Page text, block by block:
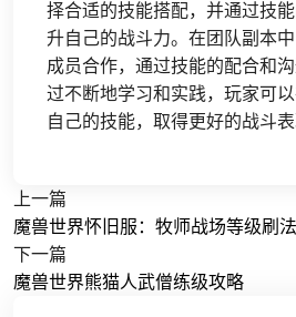
择合适的技能搭配，并通过技
升自己的战斗力。在团队副本
成员合作，通过技能的配合和
过不断地学习和实践，玩家可
自己的技能，取得更好的战斗表
上一篇
魔兽世界怀旧服：牧师战场等级刷
下一篇
魔兽世界熊猫人武僧练级攻略